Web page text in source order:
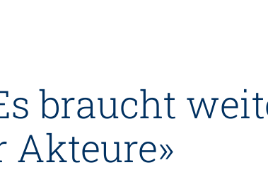
Führung und Management
Kindheits- und Sozialpädagogik
Pflege und Betreuung
Gastronomie und Hauswirtschaft
braucht